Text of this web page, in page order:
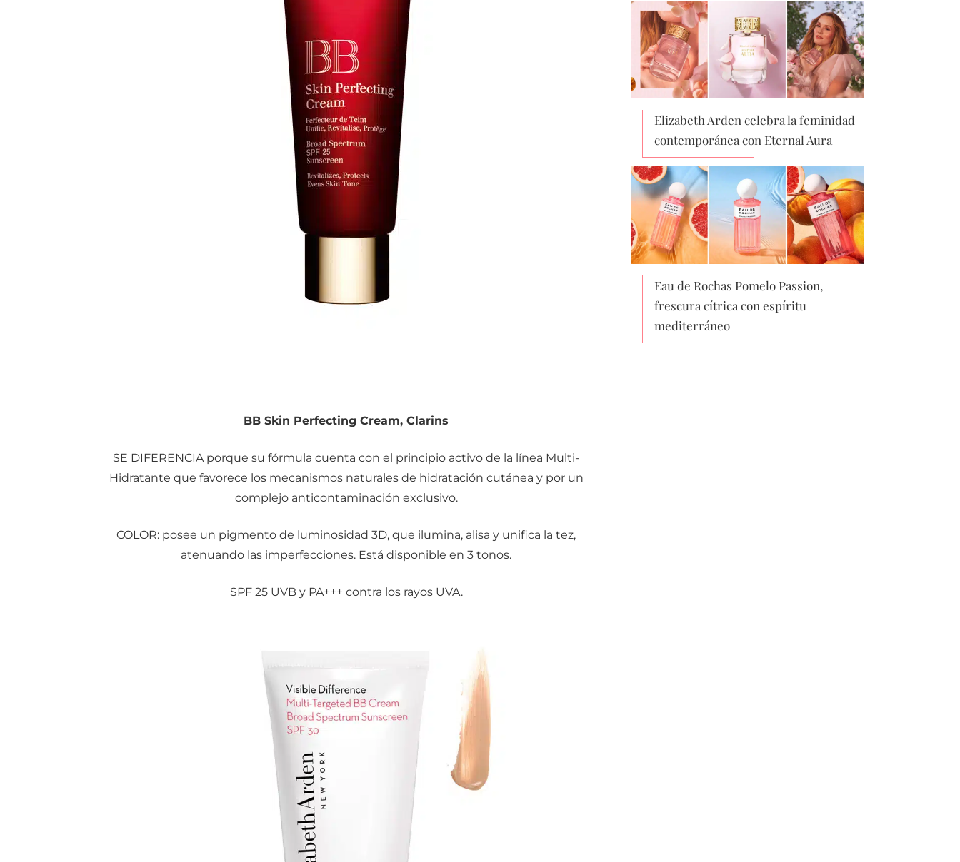
BB Skin Perfecting Cream, Clarins
SE DIFERENCIA porque su fórmula cuenta con el principio activo de la línea Multi-
Hidratante que favorece los mecanismos naturales de hidratación cutánea y por un
complejo anticontaminación exclusivo.
COLOR: posee un pigmento de luminosidad 3D, que ilumina, alisa y unifica la tez,
atenuando las imperfecciones. Está disponible en 3 tonos.
SPF 25 UVB y PA+++ contra los rayos UVA.
Elizabeth Arden celebra la feminidad
contemporánea con Eternal Aura
Eau de Rochas Pomelo Passion,
frescura cítrica con espíritu
mediterráneo